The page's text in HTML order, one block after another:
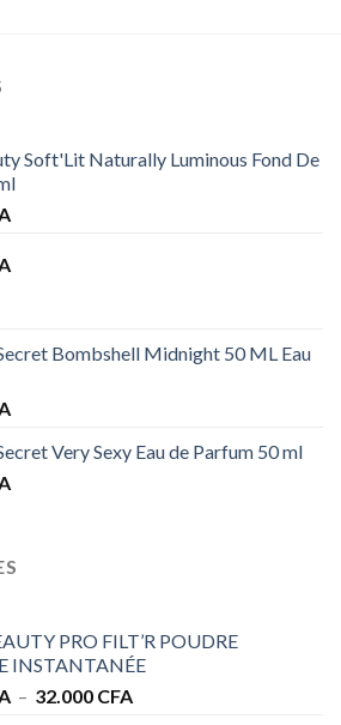
Soft'Lit Naturally Luminous Fond De
Bombshell Midnight 50 ML Eau
Very Sexy Eau de Parfum 50 ml
PRO FILT’R POUDRE
INSTANTANÉE
– 32.000 CFAPlage